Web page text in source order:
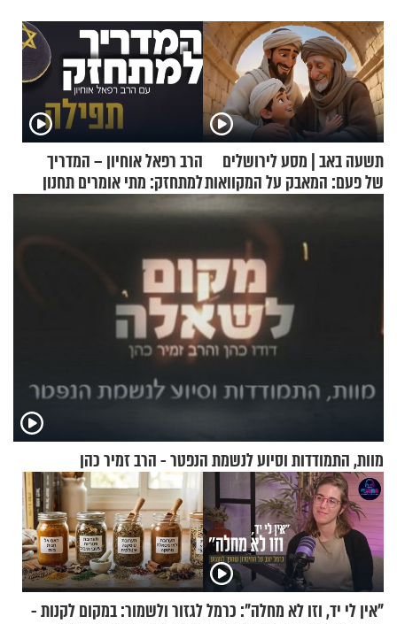
תשעה באב | מסע לירושלים
של פעם: המאבק על המקוואות
הרב רפאל אוחיון – המדריך
למתחזק: מתי אומרים תחנון
ואיך עולים לתורה?
מוות, התמודדות וסיוע לנשמת הנפטר - הרב זמיר כהן
"אין לי יד, וזו לא מחלה": כרמללגזור ולשמור: במקום לקנות -